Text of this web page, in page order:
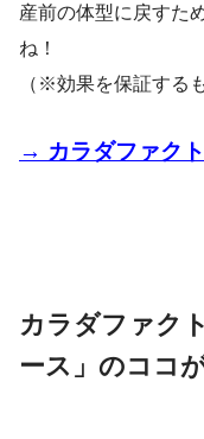
産前の体型に戻すた
ね！
（※効果を保証する
→ カラダファク
カラダファク
ース」のココ